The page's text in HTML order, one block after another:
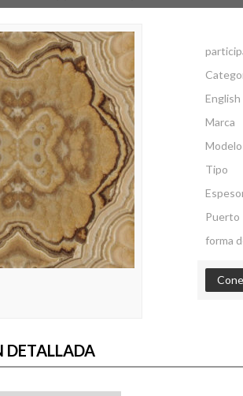
Marca
Modelo
Tipo
Puerto
forma
DETALLADA